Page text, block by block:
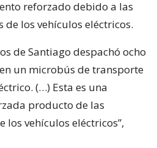
reforzado debido a las
los vehículos eléctricos.
de Santiago despachó ocho
un microbús de transporte
(…) Esta es una
producto de las
los vehículos eléctricos”,